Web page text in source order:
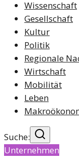
Wissenschaft
Gesellschaft
Kultur
Politik
Regionale
Wirtschaft
Mobilität
Leben
Suche:
Unternehmen